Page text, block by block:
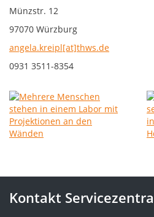
Münzstr. 12
97070 Würzburg
angela.kreipl[at]thws.de
0931 3511-8354
Kontakt